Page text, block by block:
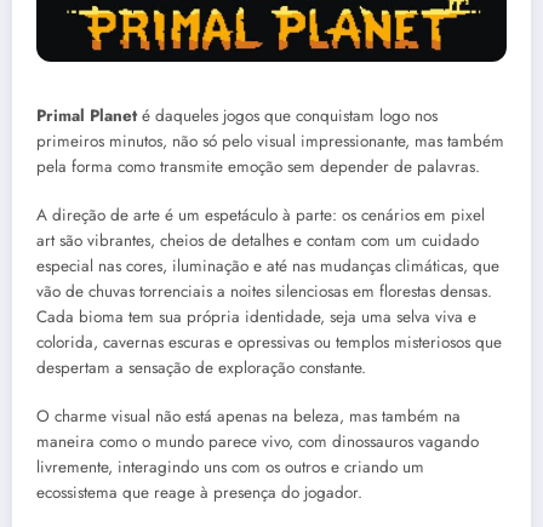
Primal Planeté daqueles jogos que conquistam logo nos
primeiros minutos, não só pelo visual impressionante, mas também
pela forma como transmite emoção sem depender de palavras.
A direção de arte é um espetáculo à parte: os cenários em pixel
art são vibrantes, cheios de detalhes e contam com um cuidado
especial nas cores, iluminação e até nas mudanças climáticas, que
vão de chuvas torrenciais a noites silenciosas em florestas densas.
Cada bioma tem sua própria identidade, seja uma selva viva e
colorida, cavernas escuras e opressivas ou templos misteriosos que
despertam a sensação de exploração constante.
O charme visual não está apenas na beleza, mas também na
maneira como o mundo parece vivo, com dinossauros vagando
livremente, interagindo uns com os outros e criando um
ecossistema que reage à presença do jogador.